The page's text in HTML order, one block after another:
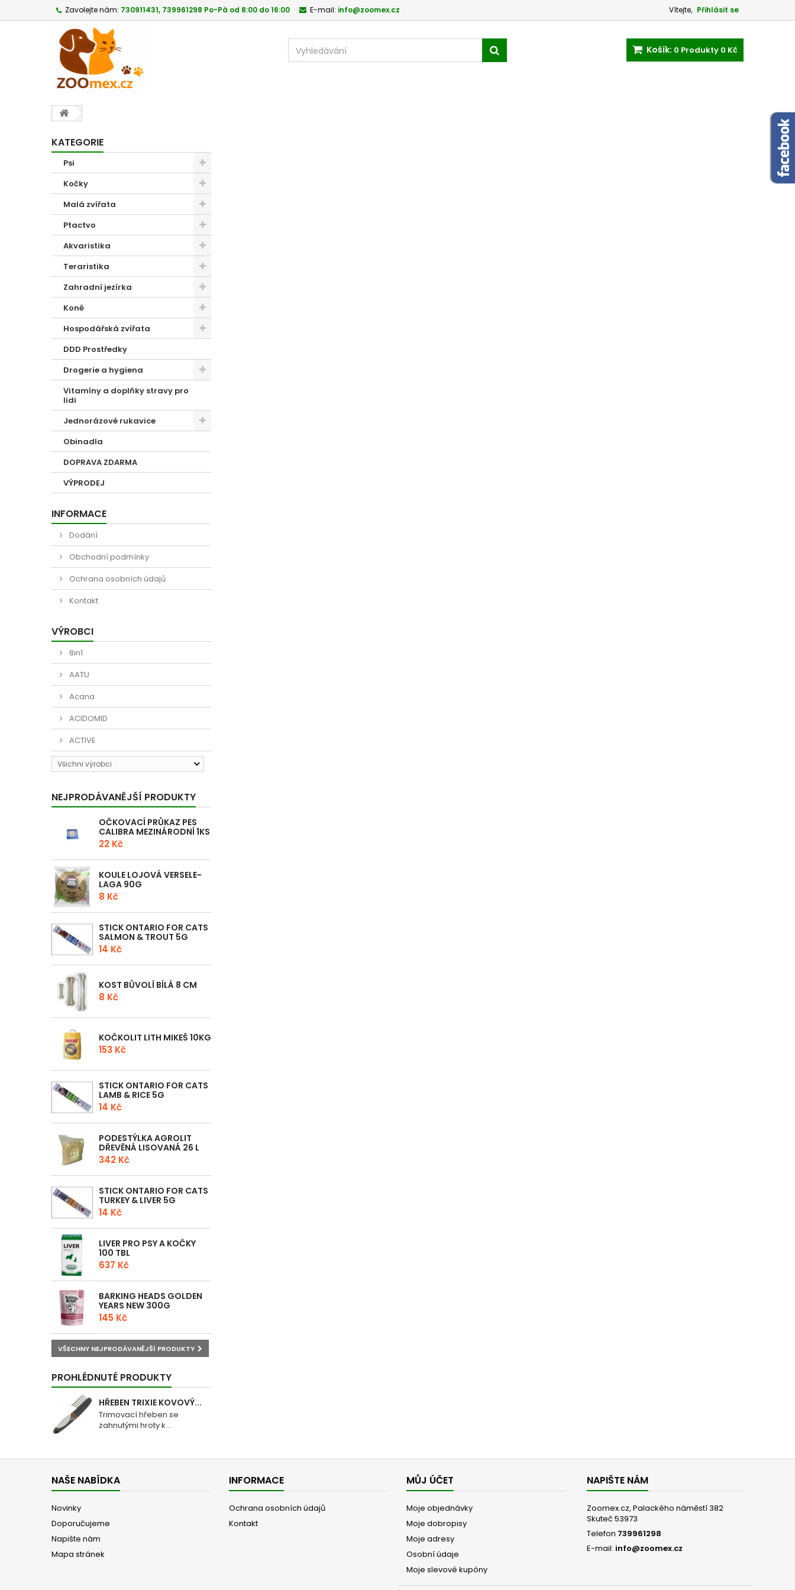
Vítejte, Přihlásit se
Zavolejte nám: 730911431, 739961298 Po-Pá od 8:00 do 16:00 E-mail: info@zoomex.cz
Košík: 0 Produkty 0 Kč
KATEGORIE
Psi
Kočky
Malá zvířata
Ptactvo
Akvaristika
Teraristika
Zahradní jezírka
Koně
Hospodářská zvířata
DDD Prostředky
Drogerie a hygiena
Vitamíny a doplňky stravy pro
lidi
Jednorázové rukavice
Obinadla
DOPRAVA ZDARMA
VÝPRODEJ
INFORMACE
Dodání
Obchodní podmínky
Ochrana osobních údajů
Kontakt
VÝROBCI
8in1
AATU
Acana
ACIDOMID
ACTIVE
Všichni výrobci
NEJPRODÁVANĚJŠÍ PRODUKTY
OČKOVACÍ PRŮKAZ PES
CALIBRA MEZINÁRODNÍ 1KS
22 Kč
KOULE LOJOVÁ VERSELE-
LAGA 90G
8 Kč
STICK ONTARIO FOR CATS
SALMON & TROUT 5G
14 Kč
KOST BŮVOLÍ BÍLÁ 8 CM
8 Kč
KOČKOLIT LITH MIKEŠ 10KG
153 Kč
STICK ONTARIO FOR CATS
LAMB & RICE 5G
14 Kč
PODESTÝLKA AGROLIT
DŘEVĚNÁ LISOVANÁ 26 L
342 Kč
STICK ONTARIO FOR CATS
TURKEY & LIVER 5G
14 Kč
LIVER PRO PSY A KOČKY
100 TBL
637 Kč
BARKING HEADS GOLDEN
YEARS NEW 300G
145 Kč
VŠECHNY NEJPRODÁVANĚJŠÍ PRODUKTY
PROHLÉDNUTÉ PRODUKTY
HŘEBEN TRIXIE KOVOVÝ...
Trimovací hřeben se
zahnutými hroty k...
NAŠE NABÍDKA
Novinky
Doporučujeme
Napište nám
Mapa stránek
INFORMACE
Ochrana osobních údajů
Kontakt
MŮJ ÚČET
Moje objednávky
Moje dobropisy
Moje adresy
Osobní údaje
Moje slevové kupóny
NAPIŠTE NÁM
Zoomex.cz, Palackého náměstí 382
Skuteč 53973
Telefon 739961298
E-mail: info@zoomex.cz